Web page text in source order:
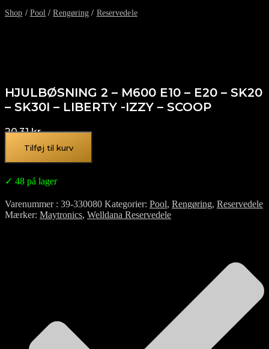
Shop / Pool /Rengøring / Reservedele
HJULBØSNING 2 – M600 E10 – E20 – SK20
– SK30I – LIBERTY -IZZY – SCOOP
20,31kr.
Tilføj til kurv
✓ 48 på lager
Varenummer 39-330080 Kategorier Pool, Rengøring, Reservedele
Mærker Maytronics, Welldana Reservedele